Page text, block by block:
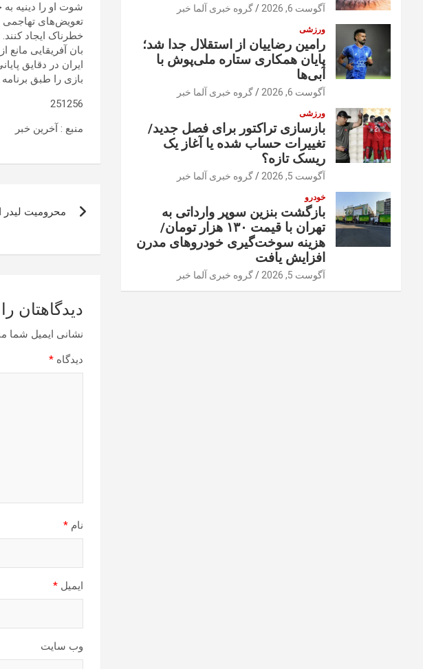
شوت او را دینیه
تعویض‌های تهاجمی
بان آفریقایی مانع
بازی را طبق
251256
منبع : آخرین خبر
نوشته
محرومیت لیدر
دیدگاهتان
نشانی ایمیل شما
دیدگاه *
نام *
ایمیل *
وب‌ سایت
آگوست 6, 2026 گروه خبری آلما خبر
ورزشی
رامین رضاییان از استقلال جدا شد؛
پایان همکاری ستاره ملی‌پوش با
آبی‌ها
آگوست 6, 2026 گروه خبری آلما خبر
ورزشی
بازسازی تراکتور برای فصل جدید/
تغییرات حساب شده یا آغاز یک
ریسک تازه؟
آگوست 5, 2026 گروه خبری آلما خبر
خودرو
بازگشت بنزین سوپر وارداتی به
تهران با قیمت ۱۳۰ هزار تومان/
هزینه سوخت‌گیری خودرو‌های مدرن
افزایش یافت
آگوست 5, 2026 گروه خبری آلما خبر